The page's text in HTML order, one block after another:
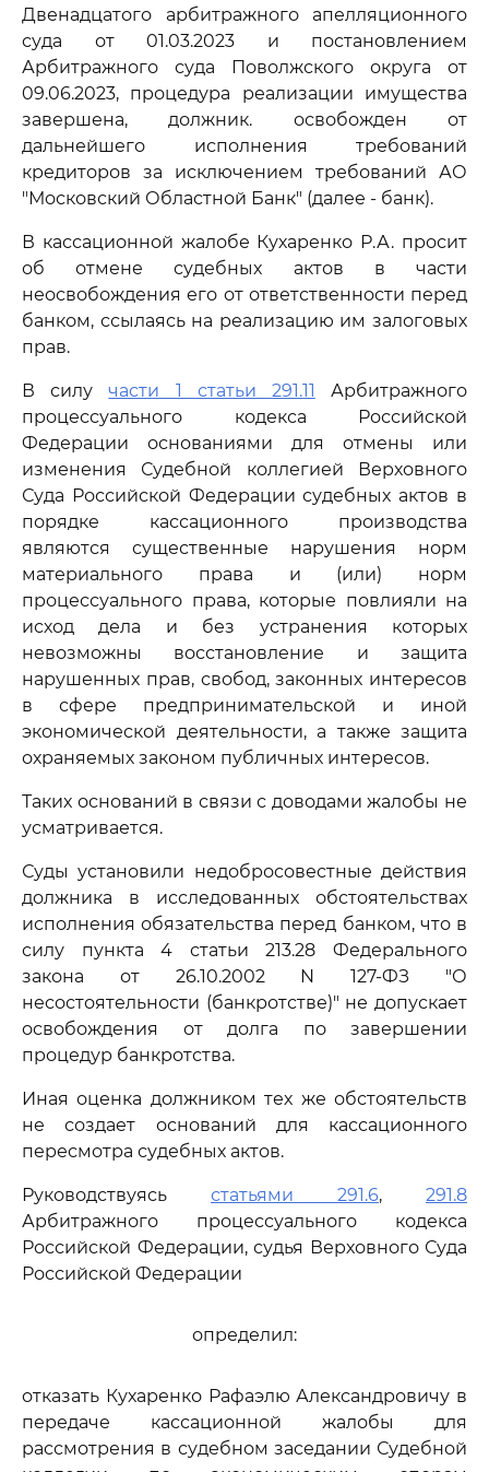
Двенадцатого арбитражного апелляционного
суда от 01.03.2023 и постановлением
Арбитражного суда Поволжского округа от
09.06.2023, процедура реализации имущества
завершена, должник. освобожден от
дальнейшего исполнения требований
кредиторов за исключением требований АО
"Московский Областной Банк" (далее - банк).
В кассационной жалобе Кухаренко Р.А. просит
об отмене судебных актов в части
неосвобождения его от ответственности перед
банком, ссылаясь на реализацию им залоговых
прав.
В силучасти 1 статьи 291.11 Арбитражного
процессуального кодекса Российской
Федерации основаниями для отмены или
изменения Судебной коллегией Верховного
Суда Российской Федерации судебных актов в
порядке кассационного производства
являются существенные нарушения норм
материального права и (или) норм
процессуального права, которые повлияли на
исход дела и без устранения которых
невозможны восстановление и защита
нарушенных прав, свобод, законных интересов
в сфере предпринимательской и иной
экономической деятельности, а также защита
охраняемых законом публичных интересов.
Таких оснований в связи с доводами жалобы не
усматривается.
Суды установили недобросовестные действия
должника в исследованных обстоятельствах
исполнения обязательства перед банком, что в
силу пункта 4 статьи 213.28 Федерального
закона от 26.10.2002 N 127-ФЗ "О
несостоятельности (банкротстве)" не допускает
освобождения от долга по завершении
процедур банкротства.
Иная оценка должником тех же обстоятельств
не создает оснований для кассационного
пересмотра судебных актов.
Руководствуясь статьями 291.6, 291.8
Арбитражного процессуального кодекса
Российской Федерации, судья Верховного Суда
Российской Федерации
определил:
отказать Кухаренко Рафаэлю Александровичу в
передаче кассационной жалобы для
рассмотрения в судебном заседании Судебной